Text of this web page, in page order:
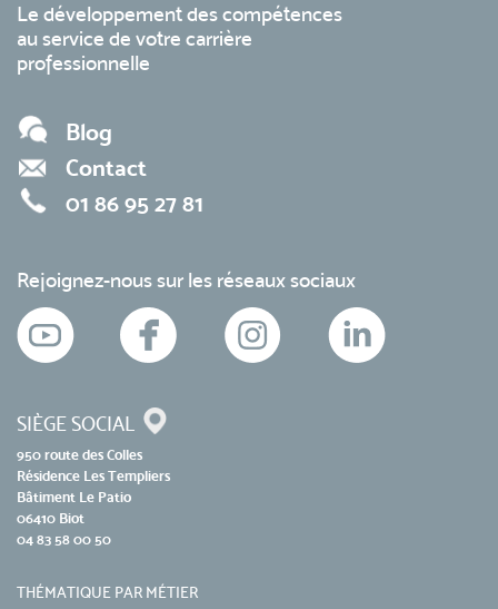
Le développement des compétences
au service de votre carrière
professionnelle
Blog
Contact
01 86 95 27 81
Rejoignez-nous sur les réseaux sociaux
SIÈGE SOCIAL
950 route des Colles
Résidence Les Templiers
Bâtiment Le Patio
06410 Biot
04 83 58 00 50
THÉMATIQUE PAR MÉTIER